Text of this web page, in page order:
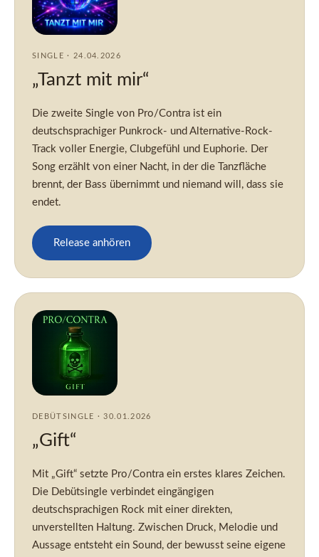
SINGLE · 24.04.2026
„Tanzt mit mir“
Die zweite Single von Pro/Contra ist ein
deutschsprachiger Punkrock- und Alternative-Rock-
Track voller Energie, Clubgefühl und Euphorie. Der
Song erzählt von einer Nacht, in der die Tanzfläche
brennt, der Bass übernimmt und niemand will, dass sie
endet.
Release anhören
DEBÜTSINGLE · 30.01.2026
„Gift“
Mit „Gift“ setzte Pro/Contra ein erstes klares Zeichen.
Die Debütsingle verbindet eingängigen
deutschsprachigen Rock mit einer direkten,
unverstellten Haltung. Zwischen Druck, Melodie und
Aussage entsteht ein Sound, der bewusst seine eigene